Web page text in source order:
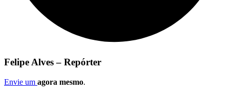
Felipe Alves – Repórter
Envie um agora mesmo.